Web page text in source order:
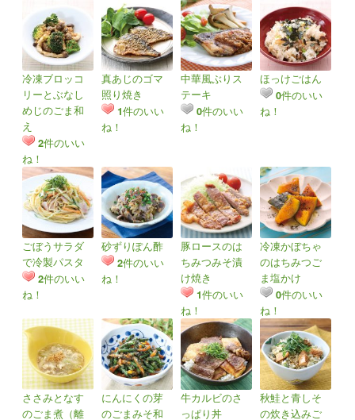
冷凍ブロッコ
リーとぶなし
めじのごま和
え
2件のいい
ね！
真あじのゴマ
照り焼き
1件のいい
ね！
中華風ぶりス
テーキ
0件のいい
ね！
ほっけごはん
0件のいい
ね！
ごぼうサラダ
で冷製パスタ
2件のいい
ね！
砂ずりぽん酢
2件のいい
ね！
豚ロースのは
ちみつみそ漬
け焼き
1件のいい
ね！
冷凍かぼちゃ
のはちみつご
ま塩かけ
0件のいい
ね！
ささみとなす
のごま煮（離
にんにくの芽
のごまみそ和
牛カルビのさ
っぱり丼
秋鮭と青しそ
の炊き込みご